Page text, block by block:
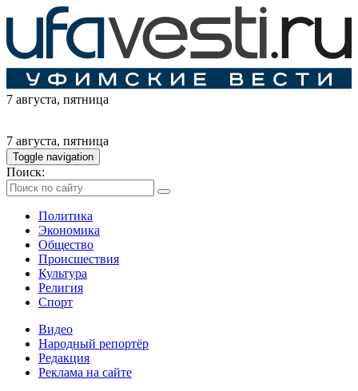
7 августа, пятница
7 августа, пятница
Toggle navigation
Поиск:
Политика
Экономика
Общество
Происшествия
Культура
Религия
Спорт
Видео
Народный репортёр
Редакция
Реклама на сайте